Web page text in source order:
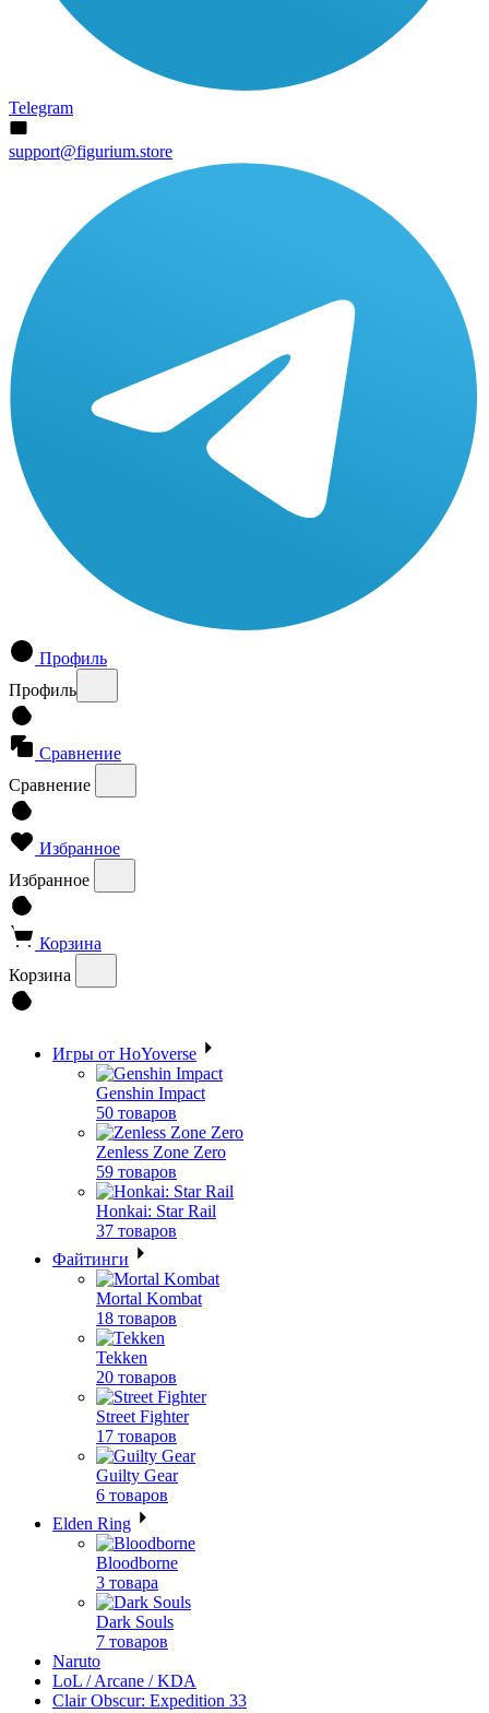
Telegram
support@figurium.store
Профиль
Профиль
Сравнение
Сравнение
Избранное
Избранное
Корзина
Корзина
Игры от HoYoverse
Genshin Impact
50 товаров
Zenless Zone Zero
59 товаров
Honkai: Star Rail
37 товаров
Файтинги
Mortal Kombat
18 товаров
Tekken
20 товаров
Street Fighter
17 товаров
Guilty Gear
6 товаров
Elden Ring
Bloodborne
3 товара
Dark Souls
7 товаров
Naruto
LoL / Arcane / KDA
Clair Obscur: Expedition 33